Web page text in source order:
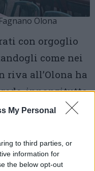
My Personal
to third parties, or
information for
the below opt-out
Olona
con orgoglio
come nei
all’Olona ha
innanzitutto,
di
per il ritorno in
a pochi